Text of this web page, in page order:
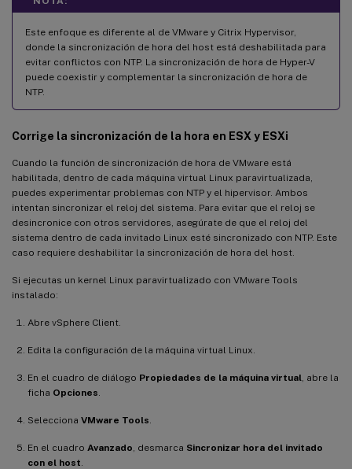
Este enfoque es diferente al de VMware y Citrix Hypervisor,
donde la sincronización de hora del host está deshabilitada para
evitar conflictos con NTP. La sincronización de hora de Hyper-V
puede coexistir y complementar la sincronización de hora de
NTP.
Corrige la sincronización de la hora en ESX y ESXi
Cuando la función de sincronización de hora de VMware está
habilitada, dentro de cada máquina virtual Linux paravirtualizada,
puedes experimentar problemas con NTP y el hipervisor. Ambos
intentan sincronizar el reloj del sistema. Para evitar que el reloj se
desincronice con otros servidores, asegúrate de que el reloj del
sistema dentro de cada invitado Linux esté sincronizado con NTP. Este
caso requiere deshabilitar la sincronización de hora del host.
Si ejecutas un kernel Linux paravirtualizado con VMware Tools
instalado:
Abre vSphere Client.
Edita la configuración de la máquina virtual Linux.
En el cuadro de diálogo Propiedades de la máquina virtual , abre la
ficha Opciones
Selecciona VMware Tools
En el cuadro Avanzado , desmarca Sincronizar hora del invitado
con el host